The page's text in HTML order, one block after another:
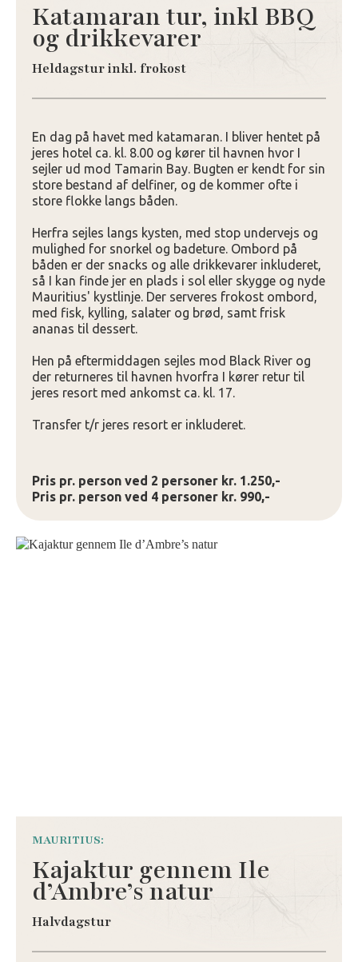
Katamaran tur, inkl BBQ
og drikkevarer
Heldagstur inkl. frokost
En dag på havet med katamaran. I bliver hentet på
jeres hotel ca. kl. 8.00 og kører til havnen hvor I
sejler ud mod Tamarin Bay. Bugten er kendt for sin
store bestand af delfiner, og de kommer ofte i
store flokke langs båden.
Herfra sejles langs kysten, med stop undervejs og
mulighed for snorkel og badeture. Ombord på
båden er der snacks og alle drikkevarer inkluderet,
så I kan finde jer en plads i sol eller skygge og nyde
Mauritius' kystlinje. Der serveres frokost ombord,
med fisk, kylling, salater og brød, samt frisk
ananas til dessert.
Hen på eftermiddagen sejles mod Black River og
der returneres til havnen hvorfra I kører retur til
jeres resort med ankomst ca. kl. 17.
Transfer t/r jeres resort er inkluderet.
Pris pr. person ved 2 personer kr. 1.250,-
Pris pr. person ved 4 personer kr. 990,-
MAURITIUS:
Kajaktur gennem Ile
d’Ambre’s natur
Halvdagstur